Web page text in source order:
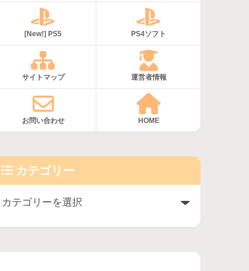
[New!] PS5 PS4ソフト
サイトマップ 運営者情報
お問い合わせ HOME
カテゴリー